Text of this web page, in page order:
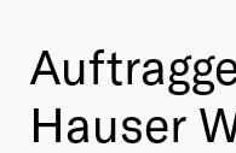
Hauser